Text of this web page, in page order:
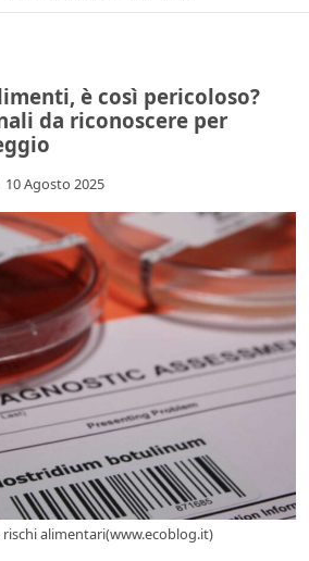
è così pericoloso?
da riconoscere per
10 Agosto 2025
alimentari(www.ecoblog.it)